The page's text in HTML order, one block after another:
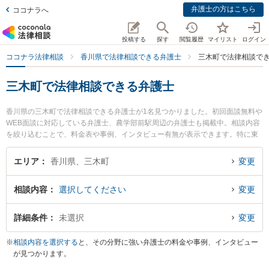
ココナラへ 弁護士の方はこちら
投稿する 探す 閲覧履歴 マイリスト ログイン
ココナラ法律相談 香川県で法律相談できる弁護士 三木町で法律相談で
三木町で法律相談できる弁護士
香川県の三木町で法律相談できる弁護士が1名見つかりました。初回面談無料や
WEB面談に対応している弁護士、農学部前駅周辺の弁護士も掲載中。相談内容
を絞り込むことで、料金表や事例、インタビュー有無が表示できます。特に東
讃岐法律事務所の多田 崇弁護士のプロフィール情報や弁護士費用、強みなどが
注目されています。離婚や相続、交通事故から不動産、ネットトラブル、企業
弁護士に相談したい』『交通事故の過失割合や後遺障害のトラブル解決の実績
豊富な近くの弁護士を検索したい』『初回相談無料で自己破産や債務整理を法
律相談できる三木町内の弁護士に相談予約したい』などでお困りの相談者さん
エリア 香川県、三木町 変更
相談内容 選択してください 変更
詳細条件 未選択 変更
※相談内容を選択する と、その分野に強い弁護士の料金や事例、インタビュー
が見つかります。